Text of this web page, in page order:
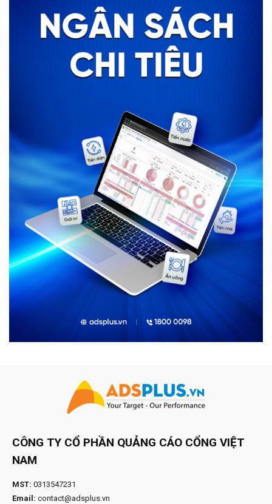
CÔNG TY CỔ PHẦN QUẢNG CÁO CỔNG VIỆT
NAM
MST: 0313547231
Email: contact@adsplus.vn